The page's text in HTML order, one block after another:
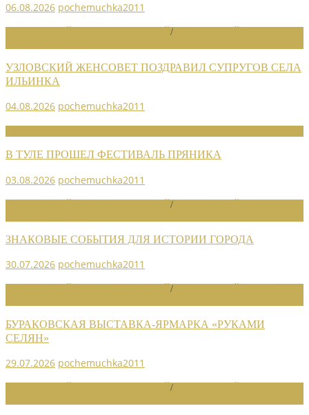
06.08.2026 pochemuchka2011
/
УЗЛОВСКИЙ ЖЕНСОВЕТ ПОЗДРАВИЛ СУПРУГОВ СЕЛА
ИЛЬИНКА
04.08.2026 pochemuchka2011
В ТУЛЕ ПРОШЕЛ ФЕСТИВАЛЬ ПРЯНИКА
03.08.2026 pochemuchka2011
/
ЗНАКОВЫЕ СОБЫТИЯ ДЛЯ ИСТОРИИ ГОРОДА
30.07.2026 pochemuchka2011
/
БУРАКОВСКАЯ ВЫСТАВКА-ЯРМАРКА «РУКАМИ
СЕЛЯН»
29.07.2026 pochemuchka2011
/